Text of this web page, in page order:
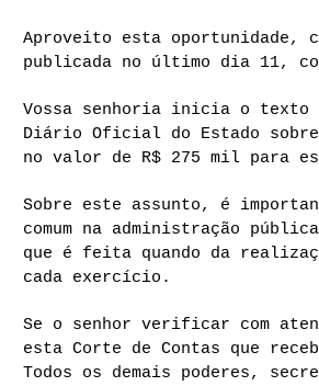
Aproveito esta oportunidade,
publicada no último dia 11,
Vossa senhoria inicia o texto
Diário Oficial do Estado
no valor de R$ 275 mil para
Sobre este assunto, é
comum na administração
que é feita quando da
cada exercício.
Se o senhor verificar com
esta Corte de Contas que
Todos os demais poderes,